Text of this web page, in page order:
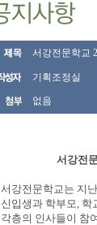
서강전문학교
기획조정실
없음
서강전문학교
서강전문학교는 지
신입생과 학부모, 학
각층의 인사들이 참